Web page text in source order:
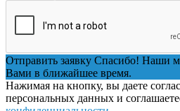
Отправить заявку Спасибо! Наши
Вами в ближайшее время.
Нажимая на кнопку, вы даете
персональных данных и